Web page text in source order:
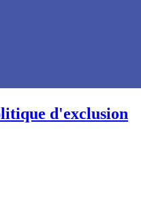
d'exclusion